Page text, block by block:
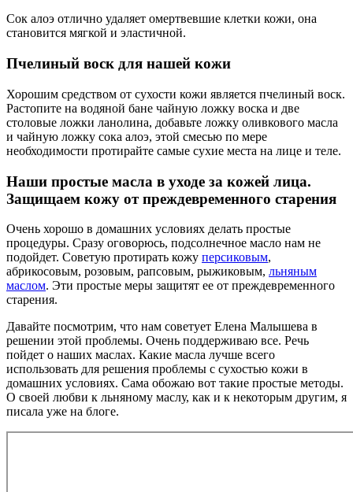
Сок алоэ отлично удаляет омертвевшие клетки кожи, она
становится мягкой и эластичной.
Пчелиный воск для нашей кожи
Хорошим средством от сухости кожи является пчелиный воск.
Растопите на водяной бане чайную ложку воска и две
столовые ложки ланолина, добавьте ложку оливкового масла
и чайную ложку сока алоэ, этой смесью по мере
необходимости протирайте самые сухие места на лице и теле.
Наши простые масла в уходе за кожей лица.
Защищаем кожу от преждевременного старения
Очень хорошо в домашних условиях делать простые
процедуры. Сразу оговорюсь, подсолнечное масло нам не
подойдет. Советую протирать кожу персиковым,
абрикосовым, розовым, рапсовым, рыжиковым, льняным
маслом. Эти простые меры защитят ее от преждевременного
старения.
Давайте посмотрим, что нам советует Елена Малышева в
решении этой проблемы. Очень поддерживаю все. Речь
пойдет о наших маслах. Какие масла лучше всего
использовать для решения проблемы с сухостью кожи в
домашних условиях. Сама обожаю вот такие простые методы.
О своей любви к льняному маслу, как и к некоторым другим, я
писала уже на блоге.